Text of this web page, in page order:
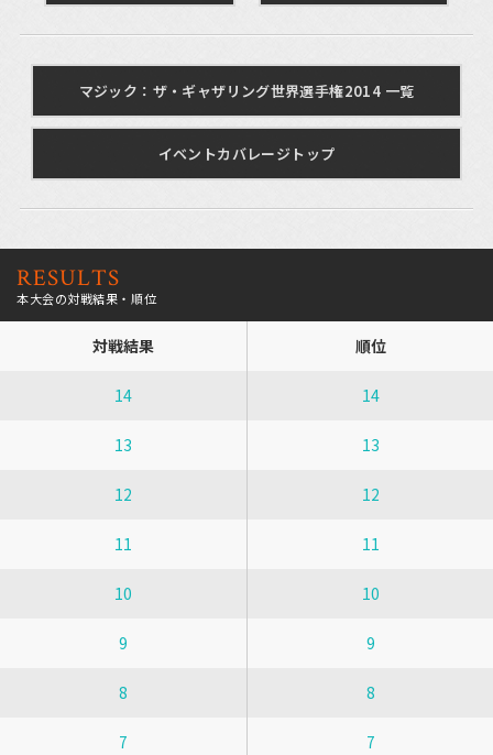
マジック：ザ・ギャザリング世界選手権2014 一覧
イベントカバレージトップ
RESULTS
本大会の対戦結果・順位
対戦結果 順位
14 14
13 13
12 12
11 11
10 10
9 9
8 8
7 7